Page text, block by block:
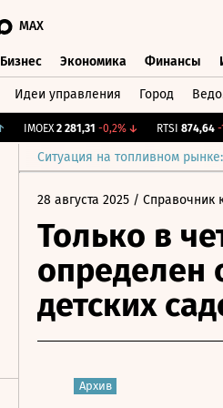
MAX
Бизнес Экономика Финансы
Идеи управления Город
IMOEX 2 281,31 -0,2%↓ RTSI 874,64 -
Ситуация на топливном
28 августа 2025 / Справочник
Только в
определен
детских
Архив